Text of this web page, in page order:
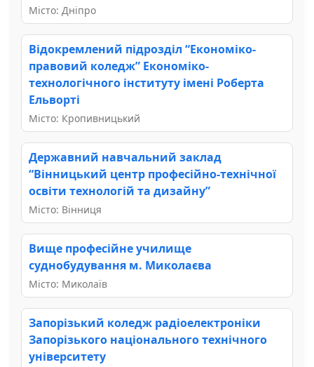
Місто: Дніпро
Відокремлений підрозділ “Економіко-
правовий коледж” Економіко-
технологічного інституту імені Роберта
Ельворті
Місто: Кропивницький
Державний навчальний заклад
“Вінницький центр професійно-технічної
освіти технологій та дизайну”
Місто: Вінниця
Вище професійне училище
суднобудування м. Миколаєва
Місто: Миколаїв
Запорізький коледж радіоелектроніки
Запорізького національного технічного
університету